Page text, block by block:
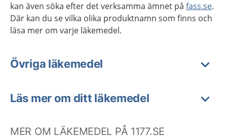
kan även söka efter det verksamma ämnet på fass.se.
Där kan du se vilka olika produktnamn som finns och
läsa mer om varje läkemedel.
Övriga läkemedel
Läs mer om ditt läkemedel
MER OM LÄKEMEDEL PÅ 1177.SE